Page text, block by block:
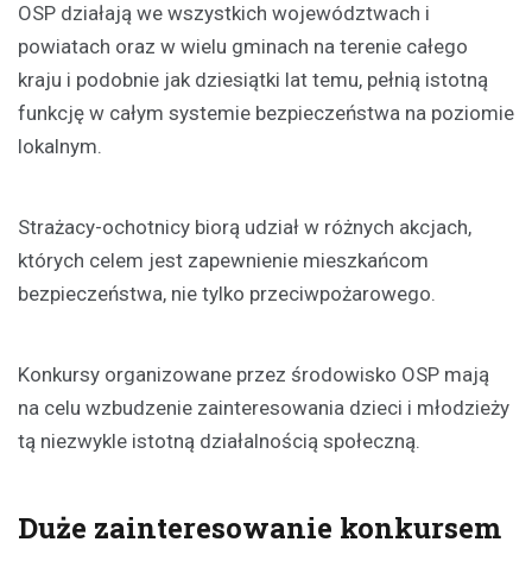
OSP działają we wszystkich województwach i
powiatach oraz w wielu gminach na terenie całego
kraju i podobnie jak dziesiątki lat temu, pełnią istotną
funkcję w całym systemie bezpieczeństwa na poziomie
lokalnym.
Strażacy-ochotnicy biorą udział w różnych akcjach,
których celem jest zapewnienie mieszkańcom
bezpieczeństwa, nie tylko przeciwpożarowego.
Konkursy organizowane przez środowisko OSP mają
na celu wzbudzenie zainteresowania dzieci i młodzieży
tą niezwykle istotną działalnością społeczną.
Duże zainteresowanie konkursem